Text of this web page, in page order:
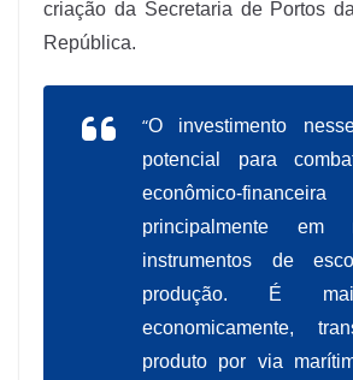
criação da Secretaria de Portos
República.
“O investimento
potencial para
econômico-
principalmente em
instrumentos de
produção. É
economicamente,
produto por via